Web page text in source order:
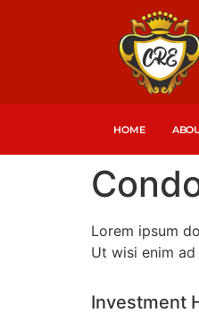
HOME
Lorem ipsum
Ut wisi enim
Investment